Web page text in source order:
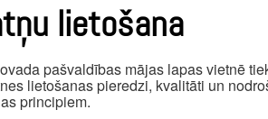
lietošana
pašvaldības mājas lapas vietnē
lietošanas pieredzi, kvalitāti un
principiem.